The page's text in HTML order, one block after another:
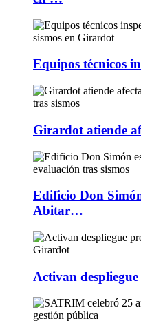
Equipos técnicos
Girardot atiende
Edificio Don
Abitar…
Activan